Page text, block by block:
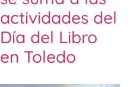
actividades del
Día del Libro
en Toledo